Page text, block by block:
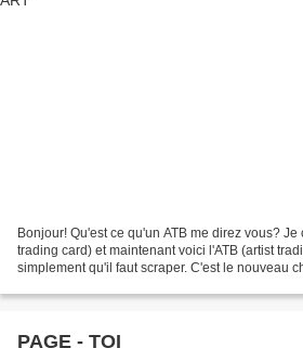
Bonjour! Qu'est ce qu'un ATB me direz vous?
trading card) et maintenant voici l'ATB (artist
simplement qu'il faut scraper. C'est le nouveau
PAGE - TOI